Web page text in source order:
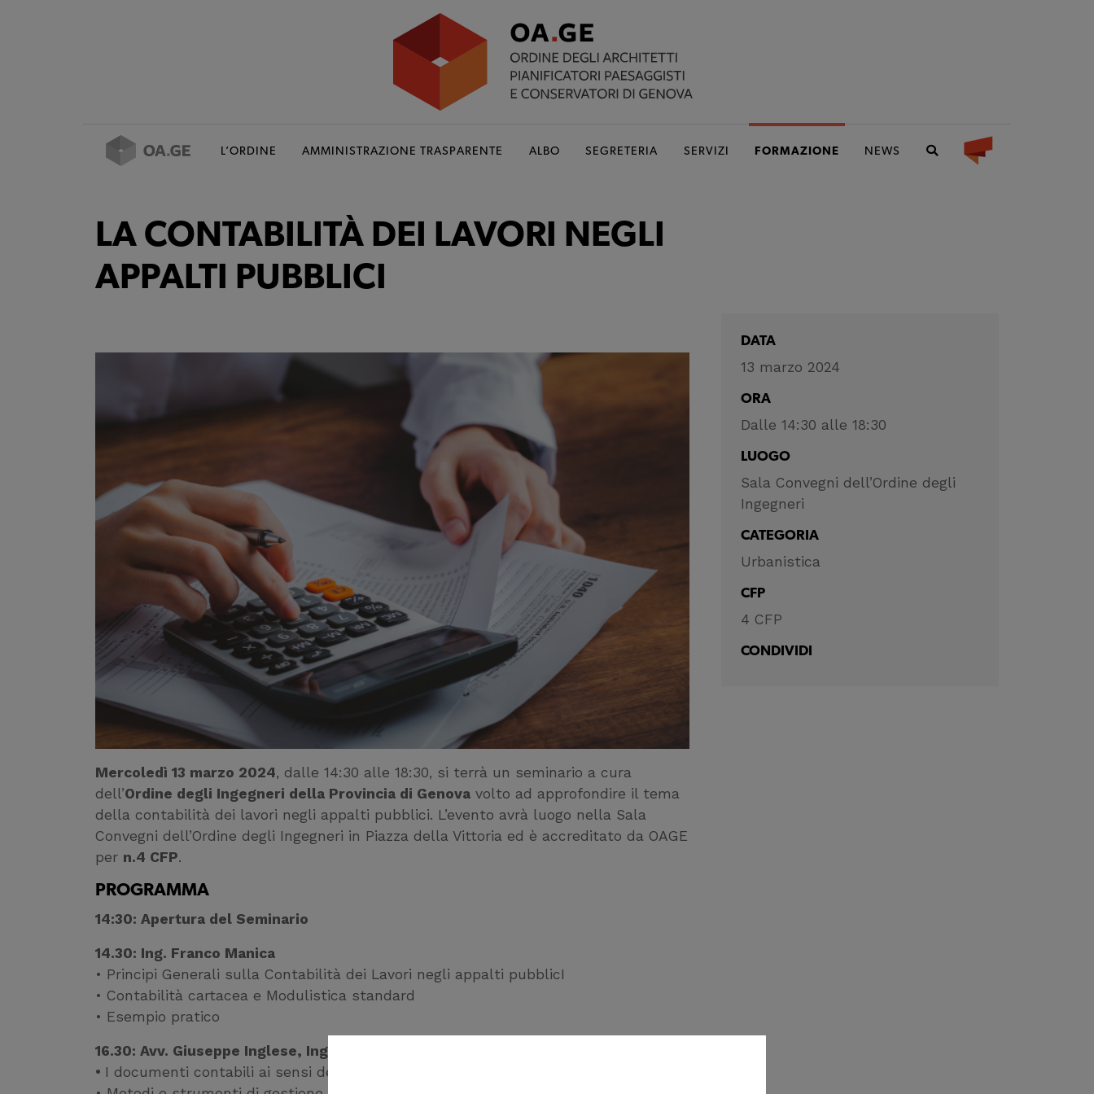
L’ORDINE AMMINISTRAZIONE TRASPARENTE ALBO SEGRETERIA SERVIZI FORMAZIONE NEWS
LA CONTABILITÀ DEI LAVORI NEGLI
APPALTI PUBBLICI
Mercoledì 13 marzo 2024, dalle 14:30 alle 18:30, si terrà un seminario a cura
dell’Ordine degli Ingegneri della Provincia di Genova volto ad approfondire il tema
della contabilità dei lavori negli appalti pubblici. L’evento avrà luogo nella Sala
Convegni dell’Ordine degli Ingegneri in Piazza della Vittoria ed è accreditato da OAGE
per n.4 CFP.
PROGRAMMA
14:30: Apertura del Seminario
14.30: Ing. Franco Manica
• Principi Generali sulla Contabilità dei Lavori negli appalti pubblicI
• Contabilità cartacea e Modulistica standard
• Esempio pratico
16.30: Avv. Giuseppe Inglese, Ing. Cesare Gemme, Ing. Simone Parodi
• I documenti contabili ai sensi dell’All. II-14 d.lgs. n. 36/2023, art. 12
DATA
13 marzo 2024
ORA
Dalle 14:30 alle 18:30
LUOGO
Sala Convegni dell’Ordine degli
Ingegneri
CATEGORIA
Urbanistica
CFP
4 CFP
CONDIVIDI